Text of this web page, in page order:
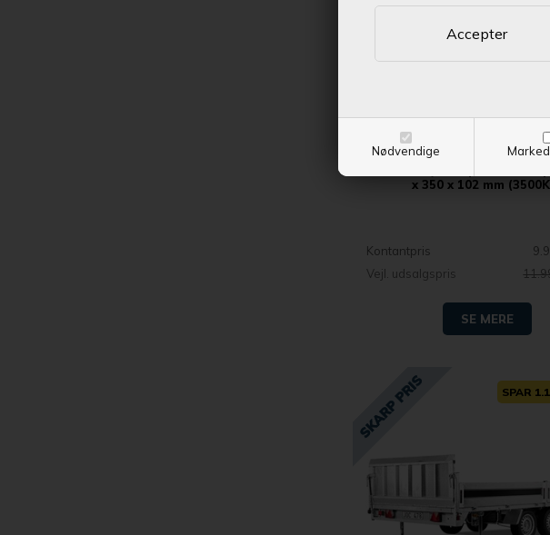
Nødvendige
Bestil nu !
og få produktet leveret indenfor
x 350 x 102 mm
Kontantpris
Vejl. udsalgspris
SE MERE
SPAR